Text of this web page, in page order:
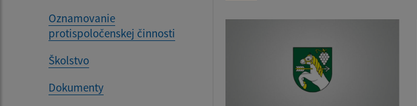
Oznamovanie
protispoločenskej činnosti
Školstvo
Dokumenty